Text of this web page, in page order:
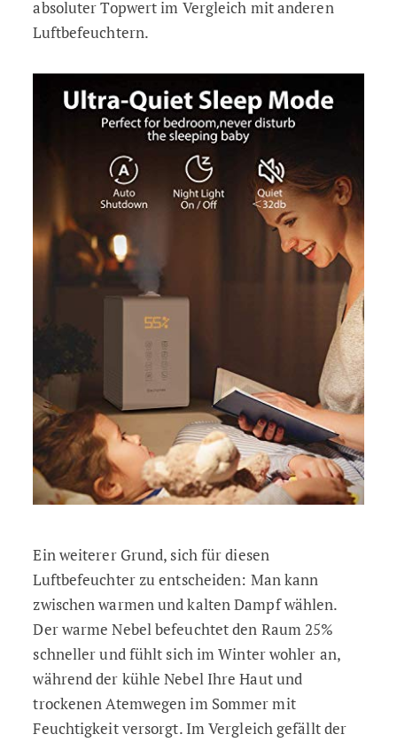
absoluter Topwert im Vergleich mit anderen
Luftbefeuchtern.
Ein weiterer Grund, sich für diesen
Luftbefeuchter zu entscheiden: Man kann
zwischen warmen und kalten Dampf wählen.
Der warme Nebel befeuchtet den Raum 25%
schneller und fühlt sich im Winter wohler an,
während der kühle Nebel Ihre Haut und
trockenen Atemwegen im Sommer mit
Feuchtigkeit versorgt. Im Vergleich gefällt der